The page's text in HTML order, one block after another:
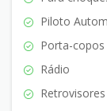
Piloto
Porta-copos
Rádio